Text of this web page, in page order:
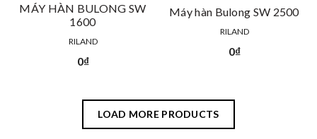
MÁY HÀN BULONG SW
1600
RILAND
0₫
Máy hàn Bulong SW 2500
RILAND
0₫
LOAD MORE PRODUCTS